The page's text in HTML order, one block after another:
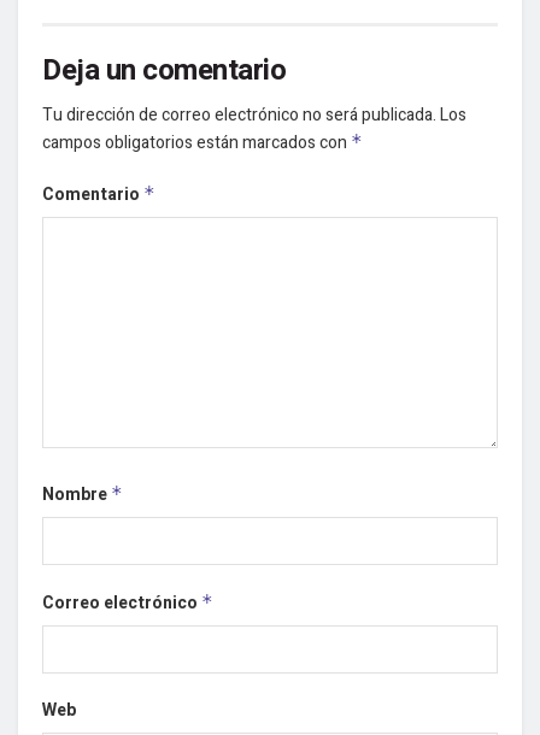
Deja un comentario
Tu dirección de correo electrónico no será publicada.Los
campos obligatorios están marcados con *
Comentario *
Nombre *
Correo electrónico *
Web